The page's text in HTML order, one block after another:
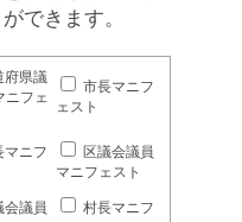
できます。
府県議
ニフェ
市長マニフ
ェスト
マニフ
区議会議員
マニフェスト
会議員
村長マニフ